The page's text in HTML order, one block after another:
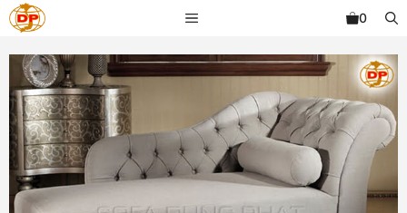
Chuyển
đến
nội
dung
MENU 0